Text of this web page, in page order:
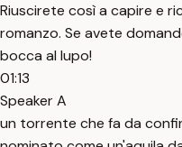
Riuscirete così a capire e
romanzo. Se avete
bocca al lupo!
01:13
Speaker A
un torrente che fa da